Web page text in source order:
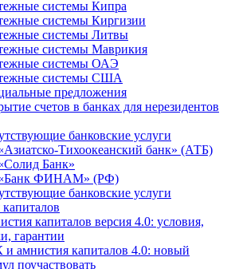
системы Кипра
системы Киргизии
системы Литвы
системы Маврикия
системы ОАЭ
системы США
предложения
счетов в банках для нерезидентов
банковские услуги
Тихоокеанский банк» (АТБ)
Банк»
ФИНАМ» (РФ)
банковские услуги
капиталов версия 4.0: условия,
гарантии
амнистия капиталов 4.0: новый
поучаствовать